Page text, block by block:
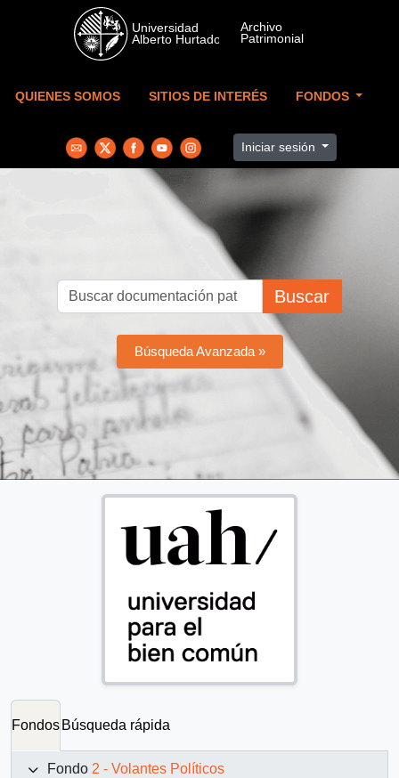
Skip to main content
QUIENES SOMOS SITIOS DE INTERÉS FONDOS
Iniciar sesión
Buscar
Búsqueda Avanzada »
Fondos Búsqueda rápida
Fondo 2 - Volantes Políticos